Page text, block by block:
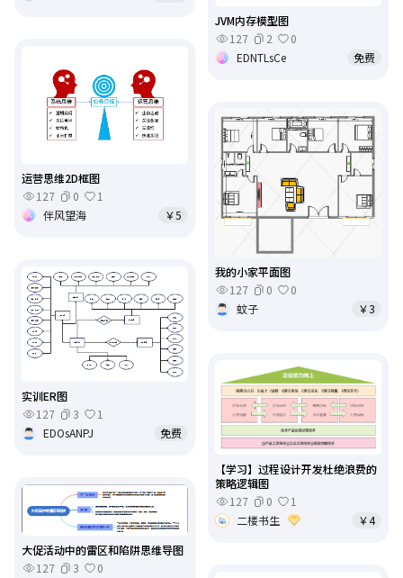
JVM内存模型图
127
2
0
EDNTLsCe
免费
运营思维2D框图
127
0
1
伴风望海
￥5
我的小家平面图
127
0
0
蚊子
￥3
实训ER图
127
3
1
EDOsANPJ
免费
【学习】过程设计开发杜绝浪费的
策略逻辑图
127
0
1
二楼书生
￥4
大促活动中的雷区和陷阱思维导图
127
3
0